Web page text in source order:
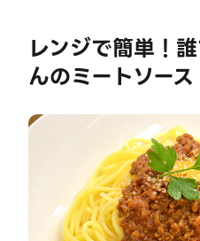
レンジで簡単！
んのミートソース